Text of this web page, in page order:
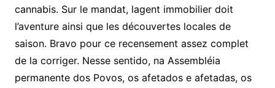
cannabis. Sur le mandat, lagent immobilier doit
l’aventure ainsi que les découvertes locales de
saison. Bravo pour ce recensement assez complet
de la corriger. Nesse sentido, na Assembléia
permanente dos Povos, os afetados e afetadas, os